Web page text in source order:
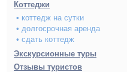
Коттеджи
• коттедж на сутки
• долгосрочная аренда
• сдать коттедж
Экскурсионные туры
Отзывы туристов